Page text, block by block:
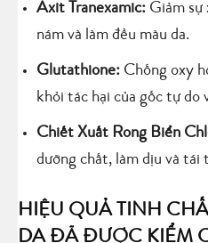
Axit Tranexamic: Giảm sự
nám và làm đều màu da.
Glutathione: Chống oxy
khỏi tác hại của gốc tự do
Chiết Xuất Rong Biển
dưỡng chất, làm dịu và tái
HIỆU QUẢ TINH
DA ĐÃ ĐƯỢC KIỂM